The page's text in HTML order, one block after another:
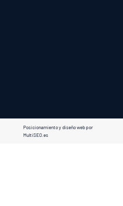
Posicionamiento y diseño web por
MultiSEO.es